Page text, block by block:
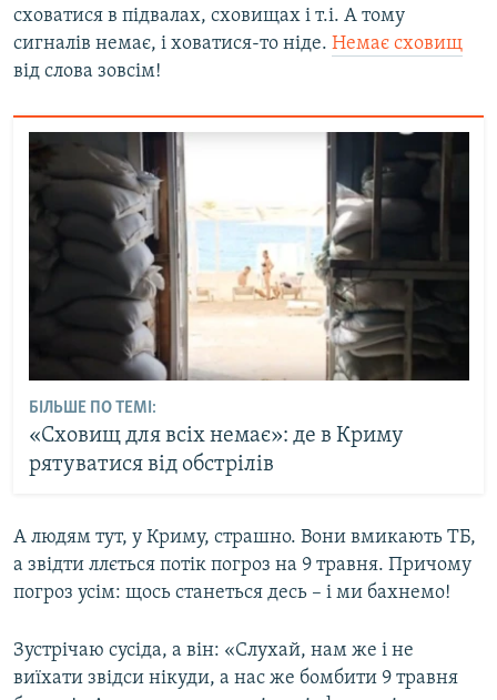
сховатися в підвалах, сховищах і т.і. А тому
сигналів немає, і ховатися-то ніде. Немає сховищ
від слова зовсім!
БІЛЬШЕ ПО ТЕМІ:
«Сховищ для всіх немає»: де в Криму
рятуватися від обстрілів
А людям тут, у Криму, страшно. Вони вмикають ТБ,
а звідти ллється потік погроз на 9 травня. Причому
погроз усім: щось станеться десь – і ми бахнемо!
Зустрічаю сусіда, а він: «Слухай, нам же і не
виїхати звідси нікуди, а нас же бомбити 9 травня